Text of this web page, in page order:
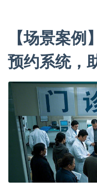
【场景案
预约系统，